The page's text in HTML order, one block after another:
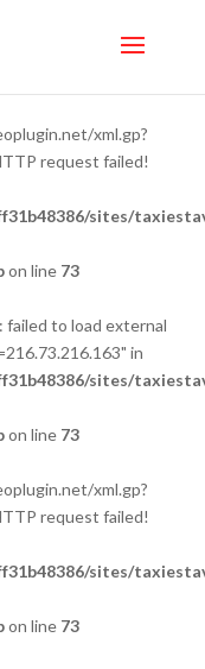
xml.gp?
request failed!
sites/
on line 73
failed to load external
in
sites/
on line 73
xml.gp?
request failed!
sites/
on line 73